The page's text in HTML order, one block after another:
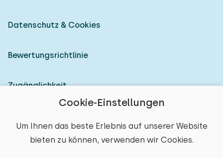
Cookie-Einstellungen
Um Ihnen das beste Erlebnis auf unserer Website
bieten zu können, verwenden wir Cookies.
Datenschutz & Cookies
Bewertungsrichtlinie
Zugänglichkeit
© 2026 Heerlijke Huisjes (eingetragene Marke)